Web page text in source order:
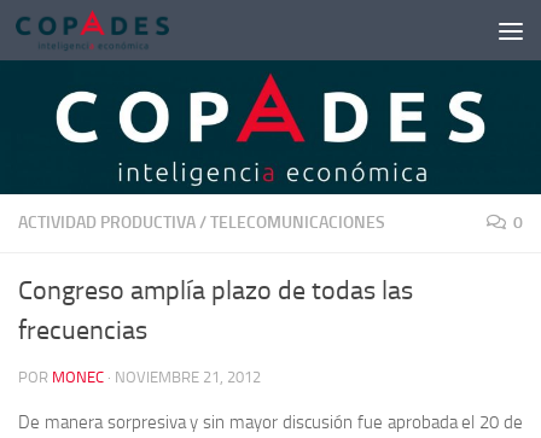
Saltar al contenido
ACTIVIDAD PRODUCTIVA/TELECOMUNICACIONES 0
Congreso amplía plazo de todas las
frecuencias
POR MONEC · NOVIEMBRE 21, 2012
De manera sorpresiva y sin mayor discusión fue aprobada el 20 de